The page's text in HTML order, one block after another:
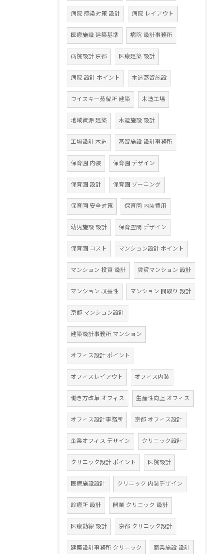
病院 感染対策 設計 病院 レイアウト
医療施設 建築基準 病院 設計事務所
病院設計 京都 医療建築 設計
病院 設計 ポイント 木造蒸留施設
ウイスキー蒸留所 建築 木造工場
地域資源 建築 木造施設 設計
工場設計 木造 蒸留施設 設計事務所
保育園 内装 保育園 デザイン
保育園 設計 保育園 ゾーニング
保育園 安全対策 保育園 内装費用
幼児施設 設計 保育空間 デザイン
保育園 コスト マンション設計 ポイント
マンション 投資 設計 賃貸マンション 設計
マンション 収益性 マンション 間取り 設計
京都 マンション設計
建築設計事務所 マンション
オフィス設計 ポイント
オフィスレイアウト オフィス内装
働き方改革 オフィス 生産性向上 オフィス
オフィス設計事務所 京都 オフィス設計
企業オフィス デザイン クリニック設計
クリニック設計 ポイント 医院設計
医療施設設計 クリニック 内装デザイン
診療所 設計 開業 クリニック 設計
医療動線 設計 京都 クリニック設計
建築設計事務所 クリニック 商業施設 設計